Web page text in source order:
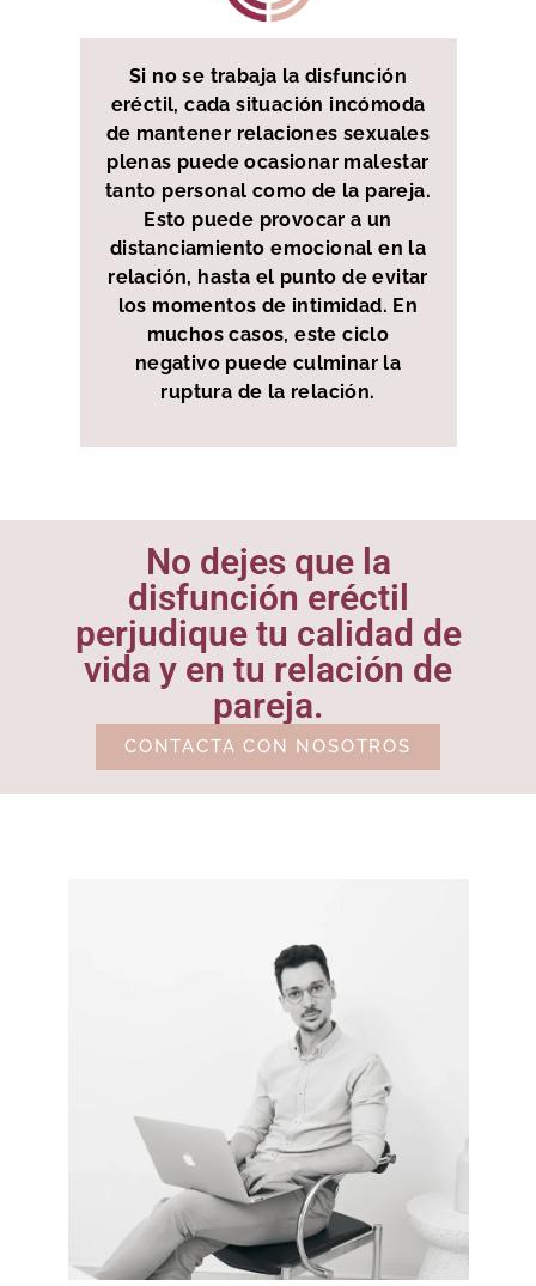
Si no se trabaja la disfunción
eréctil, cada situación incómoda
de mantener relaciones sexuales
plenas puede ocasionar malestar
tanto personal como de la pareja.
Esto puede provocar a un
distanciamiento emocional en la
relación, hasta el punto de evitar
los momentos de intimidad. En
muchos casos, este ciclo
negativo puede culminar la
ruptura de la relación.
No dejes que la
disfunción eréctil
perjudique tu calidad de
vida y en tu relación de
pareja.
CONTACTA CON NOSOTROS